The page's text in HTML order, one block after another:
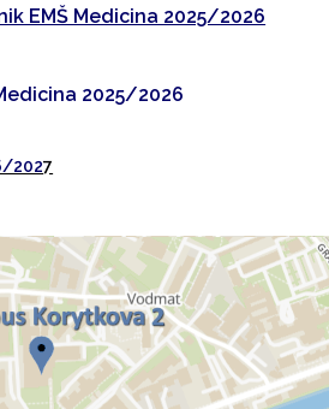
EMŠ Medicina 2025/2026
2025/2026
2027